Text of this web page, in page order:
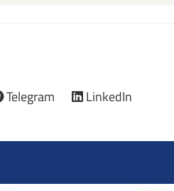
Telegram LinkedIn